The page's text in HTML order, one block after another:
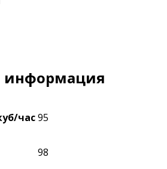
информация
час95
98